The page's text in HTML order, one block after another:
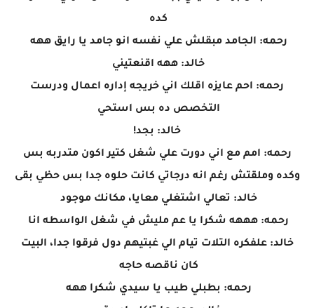
كده
رحمه: الجامد مبقلش علي نفسه انو جامد يا رايق ههه
خالد: ههه اقنعتيني
رحمه: احم عايزه اقلك اني خريجه إداره اعمال ودرست
التخصص ده بس استحي
خالد: بجد!
رحمه: امم مع اني دورت علي شغل كتير اكون متدربه بس
وكده وملقتش رغم انه درجاتي كانت حلوه جدا بس حظي بقى
خالد: تعالي اشتغلي معايا، مكانك موجود
رحمه: هههه شكرا يا عم مليش في شغل الواسطه انا
خالد: علفكره التلات تيام الي غبتيهم دول فرقوا جدا، البيت
كان ناقصه حاجه
رحمه: بطبلي طيب يا سيدي شكرا ههه